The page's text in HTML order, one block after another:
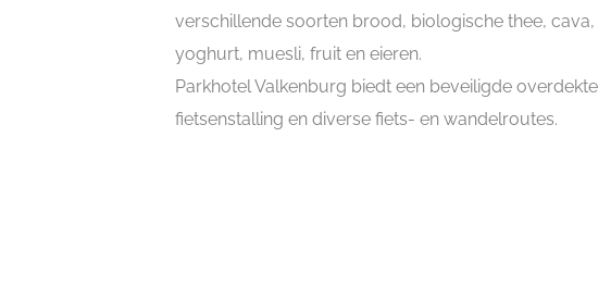
verschillende soorten brood, biologische thee, cava,
yoghurt, muesli, fruit en eieren.
Parkhotel Valkenburg biedt een beveiligde overdekte
fietsenstalling en diverse fiets- en wandelroutes.